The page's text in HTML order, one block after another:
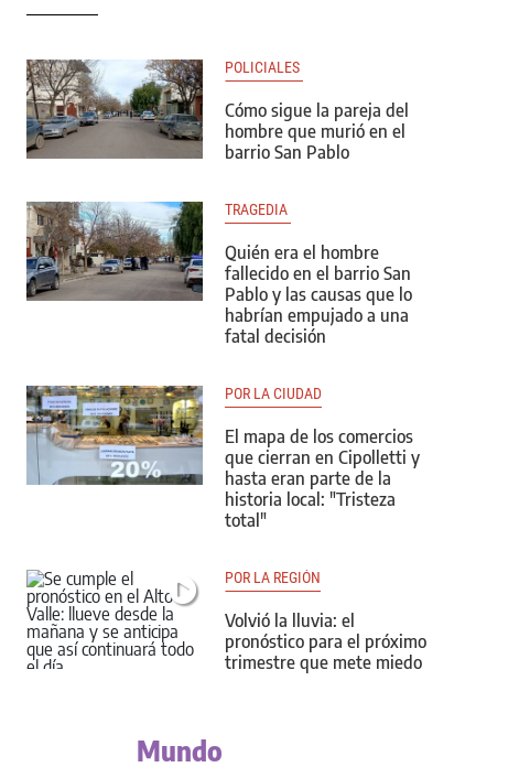
POLICIALES
Cómo sigue la pareja del
hombre que murió en el
barrio San Pablo
TRAGEDIA
Quién era el hombre
fallecido en el barrio San
Pablo y las causas que lo
habrían empujado a una
fatal decisión
POR LA CIUDAD
El mapa de los comercios
que cierran en Cipolletti y
hasta eran parte de la
historia local: "Tristeza
total"
POR LA REGIÓN
Volvió la lluvia: el
pronóstico para el próximo
trimestre que mete miedo
Mundo